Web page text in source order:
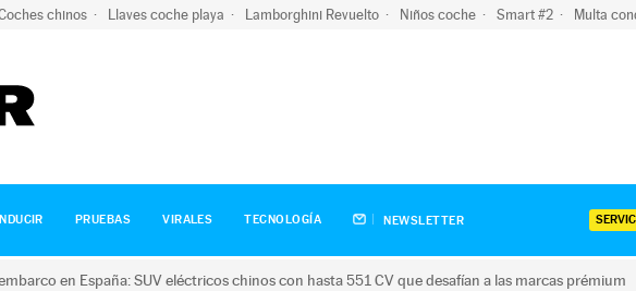
chinos Llaves coche playa Lamborghini Revuelto Niños coche Smart #2 Multa
PRUEBAS VIRALES TECNOLOGÍA NEWSLETTER
en España: SUV eléctricos chinos con hasta 551 CV que desafían a las marcas prémium